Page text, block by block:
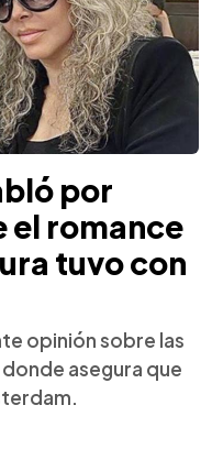
por
el romance
tuvo con
opinión sobre las
asegura que